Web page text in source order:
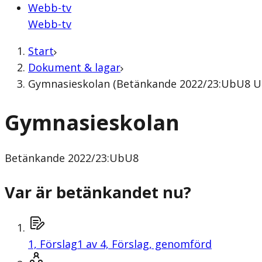
Webb-tv
Webb-tv
Start
Dokument & lagar
Gymnasieskolan (Betänkande 2022/
Gymnasieskolan
Betänkande 2022/23:UbU8
Var är betänkandet nu?
1, Förslag1 av 4, Förslag, genomförd